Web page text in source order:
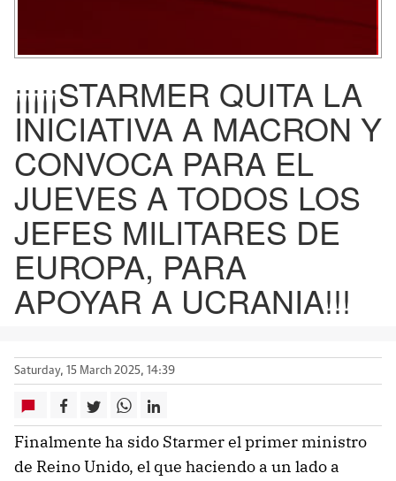
¡¡¡¡¡STARMER QUITA LA
INICIATIVA A MACRON Y
CONVOCA PARA EL
JUEVES A TODOS LOS
JEFES MILITARES DE
EUROPA, PARA
APOYAR A UCRANIA!!!
Saturday, 15 March 2025, 14:39
Finalmente ha sido Starmer el primer ministro
de Reino Unido, el que haciendo a un lado a